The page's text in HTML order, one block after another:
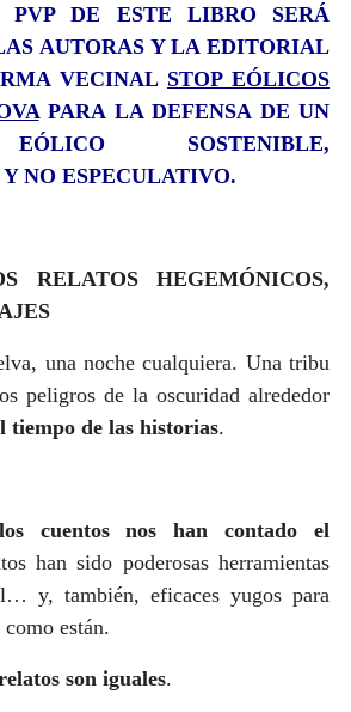
DE ESTE LIBRO SERÁ
AUTORAS Y LA EDITORIAL
VECINAL STOP EÓLICOS
PARA LA DEFENSA DE UN
SOSTENIBLE,
NO ESPECULATIVO.
RELATOS HEGEMÓNICOS,
una noche cualquiera. Una tribu
peligros de la oscuridad alrededor
tiempo de las historias.
los cuentos nos han contado el
han sido poderosas herramientas
y, también, eficaces yugos para
están.
son iguales.